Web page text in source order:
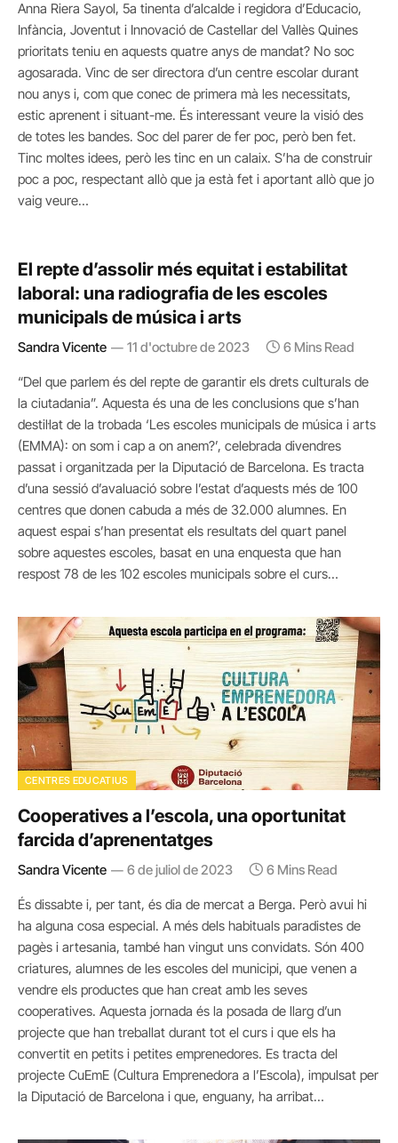
Anna Riera Sayol, 5a tinenta d’alcalde i regidora d’Educacio,
Infància, Joventut i Innovació de Castellar del Vallès Quines
prioritats teniu en aquests quatre anys de mandat? No soc
agosarada. Vinc de ser directora d’un centre escolar durant
nou anys i, com que conec de primera mà les necessitats,
estic aprenent i situant-me. És interessant veure la visió des
de totes les bandes. Soc del parer de fer poc, però ben fet.
Tinc moltes idees, però les tinc en un calaix. S’ha de construir
poc a poc, respectant allò que ja està fet i aportant allò que jo
vaig veure…
El repte d’assolir més equitat i estabilitat
laboral: una radiografia de les escoles
municipals de música i arts
Sandra Vicente 11 d'octubre de 2023 6 Mins Read
“Del que parlem és del repte de garantir els drets culturals de
la ciutadania”. Aquesta és una de les conclusions que s’han
destil·lat de la trobada ‘Les escoles municipals de música i arts
(EMMA): on som i cap a on anem?’, celebrada divendres
passat i organitzada per la Diputació de Barcelona. Es tracta
d’una sessió d’avaluació sobre l’estat d’aquests més de 100
centres que donen cabuda a més de 32.000 alumnes. En
aquest espai s’han presentat els resultats del quart panel
sobre aquestes escoles, basat en una enquesta que han
respost 78 de les 102 escoles municipals sobre el curs…
CENTRES EDUCATIUS
Cooperatives a l’escola, una oportunitat
farcida d’aprenentatges
Sandra Vicente 6 de juliol de 2023 6 Mins Read
És dissabte i, per tant, és dia de mercat a Berga. Però avui hi
ha alguna cosa especial. A més dels habituals paradistes de
pagès i artesania, també han vingut uns convidats. Són 400
criatures, alumnes de les escoles del municipi, que venen a
vendre els productes que han creat amb les seves
cooperatives. Aquesta jornada és la posada de llarg d’un
projecte que han treballat durant tot el curs i que els ha
convertit en petits i petites emprenedores. Es tracta del
projecte CuEmE (Cultura Emprenedora a l’Escola), impulsat per
la Diputació de Barcelona i que, enguany, ha arribat…